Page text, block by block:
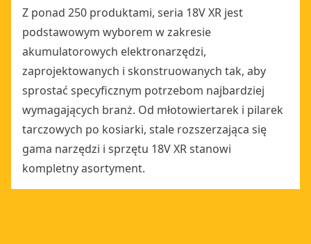
posición", "CENTRADO DEL BUJE GUÍA : Garantiza la
precisión en el trabajo con plantillas", "DUAL LED :
Aumenta la visibilidad alrededor de la fresa durante la
operación para una mayor precisión"]
Z ponad 250 produktami, seria 18V XR jest
podstawowym wyborem w zakresie
akumulatorowych elektronarzędzi,
zaprojektowanych i skonstruowanych tak, aby
sprostać specyficznym potrzebom najbardziej
wymagających branż. Od młotowiertarek i pilarek
tarczowych po kosiarki, stale rozszerzająca się
gama narzędzi i sprzętu 18V XR stanowi
kompletny asortyment.